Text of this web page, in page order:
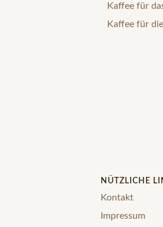
Kaffee für
Kaffee für
NÜTZLICHE
Kontakt
Impressum